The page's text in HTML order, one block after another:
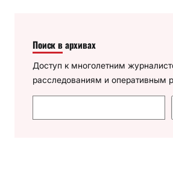
Поиск в архивах
Доступ к многолетним
расследованиям и оперативным
о